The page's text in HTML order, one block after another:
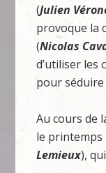
(Julien
provoque la
(Nicolas
d’utiliser les
pour
Au cours de
le printemps
Lemieux),